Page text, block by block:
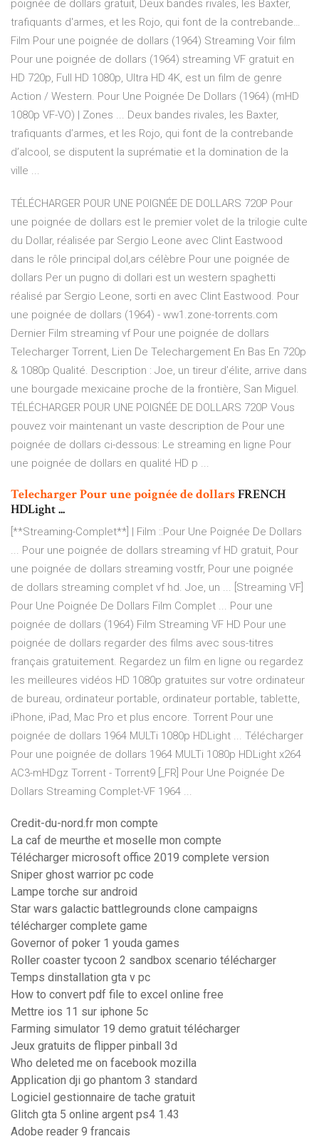
poignée de dollars gratuit, Deux bandes rivales, les Baxter,
trafiquants d'armes, et les Rojo, qui font de la contrebande…
Film Pour une poignée de dollars (1964) Streaming Voir film
Pour une poignée de dollars (1964) streaming VF gratuit en
HD 720p, Full HD 1080p, Ultra HD 4K, est un film de genre
Action / Western. Pour Une Poignée De Dollars (1964) (mHD
1080p VF-VO) | Zones ... Deux bandes rivales, les Baxter,
trafiquants d’armes, et les Rojo, qui font de la contrebande
d’alcool, se disputent la suprématie et la domination de la
ville ...
TÉLÉCHARGER POUR UNE POIGNÉE DE DOLLARS 720P Pour
une poignée de dollars est le premier volet de la trilogie culte
du Dollar, réalisée par Sergio Leone avec Clint Eastwood
dans le rôle principal dol,ars célèbre Pour une poignée de
dollars Per un pugno di dollari est un western spaghetti
réalisé par Sergio Leone, sorti en avec Clint Eastwood. Pour
une poignée de dollars (1964) - ww1.zone-torrents.com
Dernier Film streaming vf Pour une poignée de dollars
Telecharger Torrent, Lien De Telechargement En Bas En 720p
& 1080p Qualité. Description : Joe, un tireur d’élite, arrive dans
une bourgade mexicaine proche de la frontière, San Miguel.
TÉLÉCHARGER POUR UNE POIGNÉE DE DOLLARS 720P Vous
pouvez voir maintenant un vaste description de Pour une
poignée de dollars ci-dessous: Le streaming en ligne Pour
une poignée de dollars en qualité HD p ...
TelechargerPourunepoignéededollarsFRENCH
HDLight ...
[**Streaming-Complet**] | Film ::Pour Une Poignée De Dollars
... Pour une poignée de dollars streaming vf HD gratuit, Pour
une poignée de dollars streaming vostfr, Pour une poignée
de dollars streaming complet vf hd. Joe, un ... [Streaming VF]
Pour Une Poignée De Dollars Film Complet ... Pour une
poignée de dollars (1964) Film Streaming VF HD Pour une
poignée de dollars regarder des films avec sous-titres
français gratuitement. Regardez un film en ligne ou regardez
les meilleures vidéos HD 1080p gratuites sur votre ordinateur
de bureau, ordinateur portable, ordinateur portable, tablette,
iPhone, iPad, Mac Pro et plus encore. Torrent Pour une
poignée de dollars 1964 MULTi 1080p HDLight ... Télécharger
Pour une poignée de dollars 1964 MULTi 1080p HDLight x264
AC3-mHDgz Torrent - Torrent9 [_FR] Pour Une Poignée De
Dollars Streaming Complet-VF 1964 ...
Credit-du-nord.fr mon compte
La caf de meurthe et moselle mon compte
Télécharger microsoft office 2019 complete version
Sniper ghost warrior pc code
Lampe torche sur android
Star wars galactic battlegrounds clone campaigns
télécharger complete game
Governor of poker 1 youda games
Roller coaster tycoon 2 sandbox scenario télécharger
Temps dinstallation gta v pc
How to convert pdf file to excel online free
Mettre ios 11 sur iphone 5c
Farming simulator 19 demo gratuit télécharger
Jeux gratuits de flipper pinball 3d
Who deleted me on facebook mozilla
Application dji go phantom 3 standard
Logiciel gestionnaire de tache gratuit
Glitch gta 5 online argent ps4 1.43
Adobe reader 9 francais